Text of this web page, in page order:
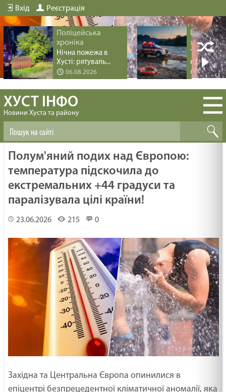
Вхід Реєстрація
Поліцейська
хроніка
Нічна пожежа в
Хусті: рятуваль...
06.08.2026
хроніка
Трагедія
купання
ХУСТ ІНФО
Новини Хуста та району
Полум'яний подих над Європою:
температура підскочила до
екстремальних +44 градуси та
паралізувала цілі країни!
23.06.2026 215 0
Західна та Центральна Європа опинилися в
епіцентрі безпрецедентної кліматичної аномалії, яка